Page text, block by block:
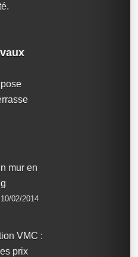
mur en
02/2014
VMC :
prix